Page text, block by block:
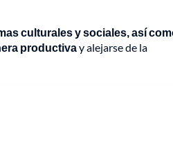
culturales y sociales, así
productivay alejarse de la